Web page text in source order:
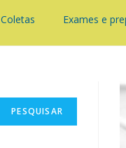
Coletas Exames e
PESQUISAR